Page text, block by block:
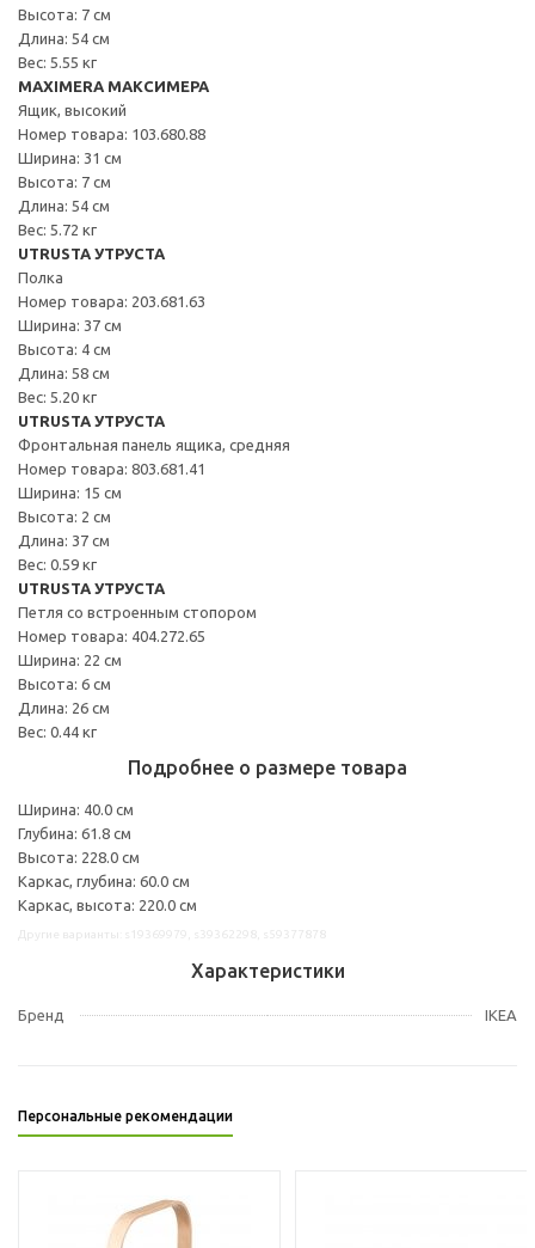
Высота: 7 см
Длина: 54 см
Вес: 5.55 кг
MAXIMERA МАКСИМЕРА
Ящик, высокий
Номер товара: 103.680.88
Ширина: 31 см
Высота: 7 см
Длина: 54 см
Вес: 5.72 кг
UTRUSTA УТРУСТА
Полка
Номер товара: 203.681.63
Ширина: 37 см
Высота: 4 см
Длина: 58 см
Вес: 5.20 кг
UTRUSTA УТРУСТА
Фронтальная панель ящика, средняя
Номер товара: 803.681.41
Ширина: 15 см
Высота: 2 см
Длина: 37 см
Вес: 0.59 кг
UTRUSTA УТРУСТА
Петля со встроенным стопором
Номер товара: 404.272.65
Ширина: 22 см
Высота: 6 см
Длина: 26 см
Вес: 0.44 кг
Подробнее о размере товара
Ширина: 40.0 см
Глубина: 61.8 см
Высота: 228.0 см
Каркас, глубина: 60.0 см
Каркас, высота: 220.0 см
Характеристики
Бренд IKEA
Персональные рекомендации